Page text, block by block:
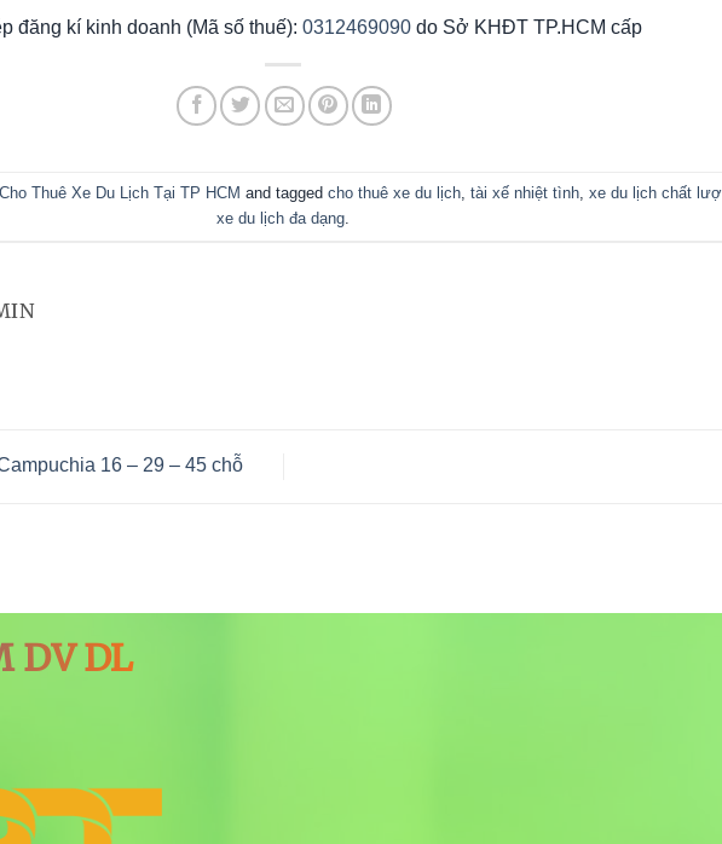
đăng kí kinh doanh (Mã số thuế): 0312469090do Sở KHĐT TP.HCM cấp
Cho Thuê Xe Du Lịch Tại TP HCM and taggedcho thuê xe du lịch ,tài xế nhiệt tình ,xe du lịch chất
xe du lịch đa dạng
16 – 29 – 45 chỗ
DV DL